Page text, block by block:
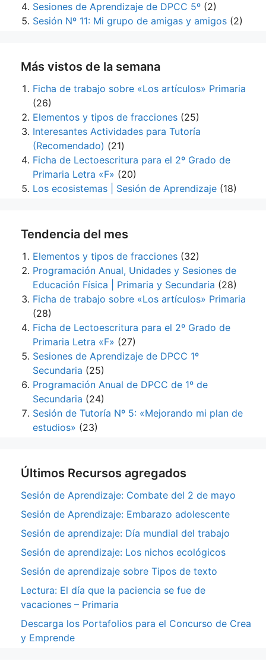
Sesiones de Aprendizaje de DPCC 5º (2)
Sesión Nº 11: Mi grupo de amigas y amigos (2)
Más vistos de la semana
Ficha de trabajo sobre «Los artículos» Primaria
(26)
Elementos y tipos de fracciones (25)
Interesantes Actividades para Tutoría
(Recomendado) (21)
Ficha de Lectoescritura para el 2º Grado de
Primaria Letra «F» (20)
Los ecosistemas | Sesión de Aprendizaje (18)
Tendencia del mes
Elementos y tipos de fracciones (32)
Programación Anual, Unidades y Sesiones de
Educación Física | Primaria y Secundaria (28)
Ficha de trabajo sobre «Los artículos» Primaria
(28)
Ficha de Lectoescritura para el 2º Grado de
Primaria Letra «F» (27)
Sesiones de Aprendizaje de DPCC 1º
Secundaria (25)
Programación Anual de DPCC de 1º de
Secundaria (24)
Sesión de Tutoría Nº 5: «Mejorando mi plan de
estudios» (23)
Últimos Recursos agregados
Sesión de Aprendizaje: Combate del 2 de mayo
Sesión de Aprendizaje: Embarazo adolescente
Sesión de aprendizaje: Día mundial del trabajo
Sesión de aprendizaje: Los nichos ecológicos
Sesión de aprendizaje sobre Tipos de texto
Lectura: El día que la paciencia se fue de
vacaciones – Primaria
Descarga los Portafolios para el Concurso de Crea
y Emprende